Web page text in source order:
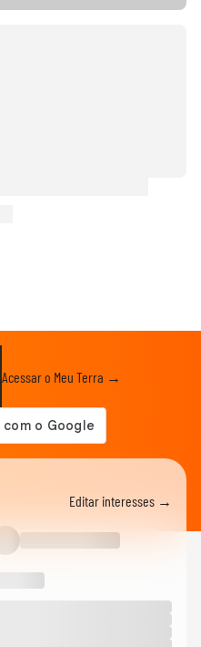
Acessar o Meu Terra →
Editar interesses →